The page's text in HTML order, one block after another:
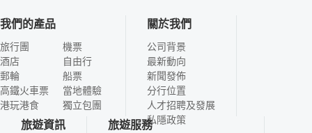
我們的產品
旅行團
酒店
郵輪
高鐵火車票
港玩港食
機票
自由行
船票
當地體驗
獨立包團
關於我們
公司背景
最新動向
新聞發佈
分行位置
人才招聘及發展
私隱政策
旅遊資訊 旅遊服務